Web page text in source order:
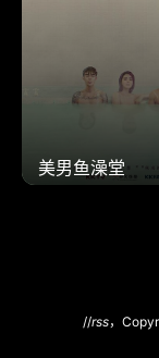
美男鱼澡堂
//rss，